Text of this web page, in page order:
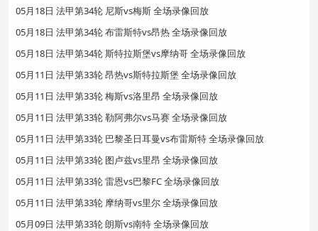
05月18日 法甲第34轮 尼斯vs梅斯 全场录像回放
05月18日 法甲第34轮 布雷斯特vs昂热 全场录像回放
05月18日 法甲第34轮 斯特拉斯堡vs摩纳哥 全场录像回放
05月11日 法甲第33轮 昂热vs斯特拉斯堡 全场录像回放
05月11日 法甲第33轮 梅斯vs洛里昂 全场录像回放
05月11日 法甲第33轮 勒阿弗尔vs马赛 全场录像回放
05月11日 法甲第33轮 巴黎圣日耳曼vs布雷斯特 全场录像回放
05月11日 法甲第33轮 图卢兹vs里昂 全场录像回放
05月11日 法甲第33轮 雷恩vs巴黎FC 全场录像回放
05月11日 法甲第33轮 摩纳哥vs里尔 全场录像回放
05月09日 法甲第33轮 朗斯vs南特 全场录像回放